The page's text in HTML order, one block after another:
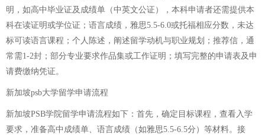
明，如高中毕业证及成绩单（中英文公证），本科申请者还需提供本
科在读证明或学位证；语言成绩，雅思5.5-6.0或托福相应分数，未达
标可读语言课程；个人陈述，阐述留学动机与职业规划；推荐信，通
常需1-2封；部分专业要求作品集或工作证明；填写完整的申请表及申
请费缴纳凭证。
新加坡psb大学留学申请流程
新加坡PSB学院留学申请流程如下：首先，确定目标课程，查看入学
要求，准备高中成绩单、语言成绩（如雅思5.5-6.5分）等材料。接